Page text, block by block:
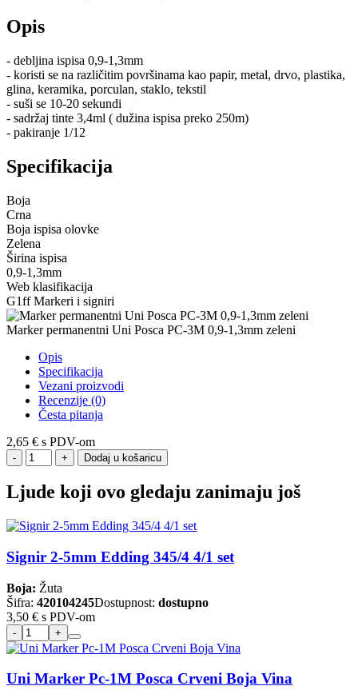
Opis
- debljina ispisa 0,9-1,3mm
- koristi se na različitim površinama kao papir, metal, drvo, plastika,
glina, keramika, porculan, staklo, tekstil
- suši se 10-20 sekundi
- sadržaj tinte 3,4ml ( dužina ispisa preko 250m)
- pakiranje 1/12
Specifikacija
Boja
Crna
Boja ispisa olovke
Zelena
Širina ispisa
0,9-1,3mm
Web klasifikacija
G1ff Markeri i signiri
Marker permanentni Uni Posca PC-3M 0,9-1,3mm zeleni
Opis
Specifikacija
Vezani proizvodi
Recenzije (0)
Česta pitanja
2,65 € s PDV-om
Dodaj u košaricu
Ljude koji ovo gledaju zanimaju još
Signir 2-5mm Edding 345/4 4/1 set
Boja: Žuta
Šifra: 420104245Dostupnost: dostupno
3,50 € s PDV-om
Uni Marker Pc-1M Posca Crveni Boja Vina